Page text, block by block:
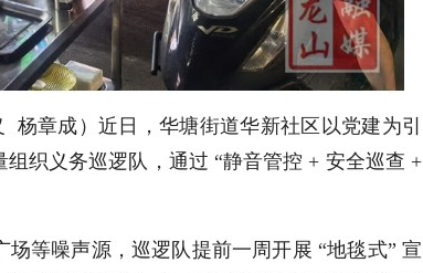
杨章成）近日，华塘街道华新社区以党建为引
织义务巡逻队，通过 “静音管控 + 安全巡查 +
等噪声源，巡逻队提前一周开展 “地毯式” 宣